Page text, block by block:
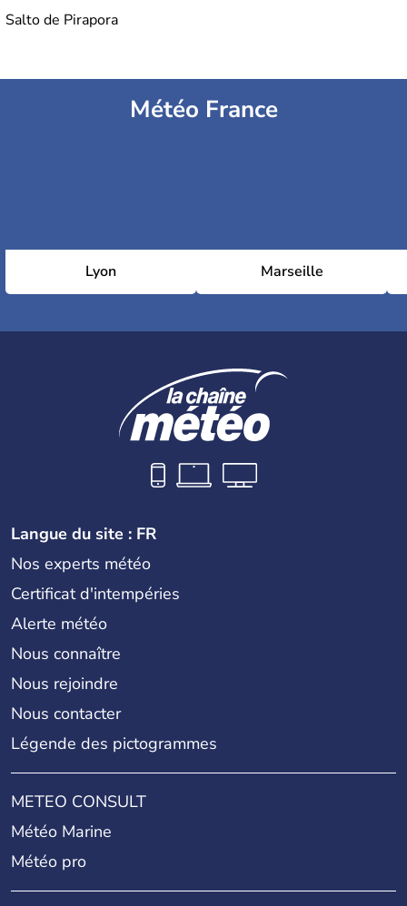
Salto de Pirapora
Météo France
Lyon Marseille
Langue du site : FR
Nos experts météo
Certificat d'intempéries
Alerte météo
Nous connaître
Nous rejoindre
Nous contacter
Légende des pictogrammes
METEO CONSULT
Météo Marine
Météo pro